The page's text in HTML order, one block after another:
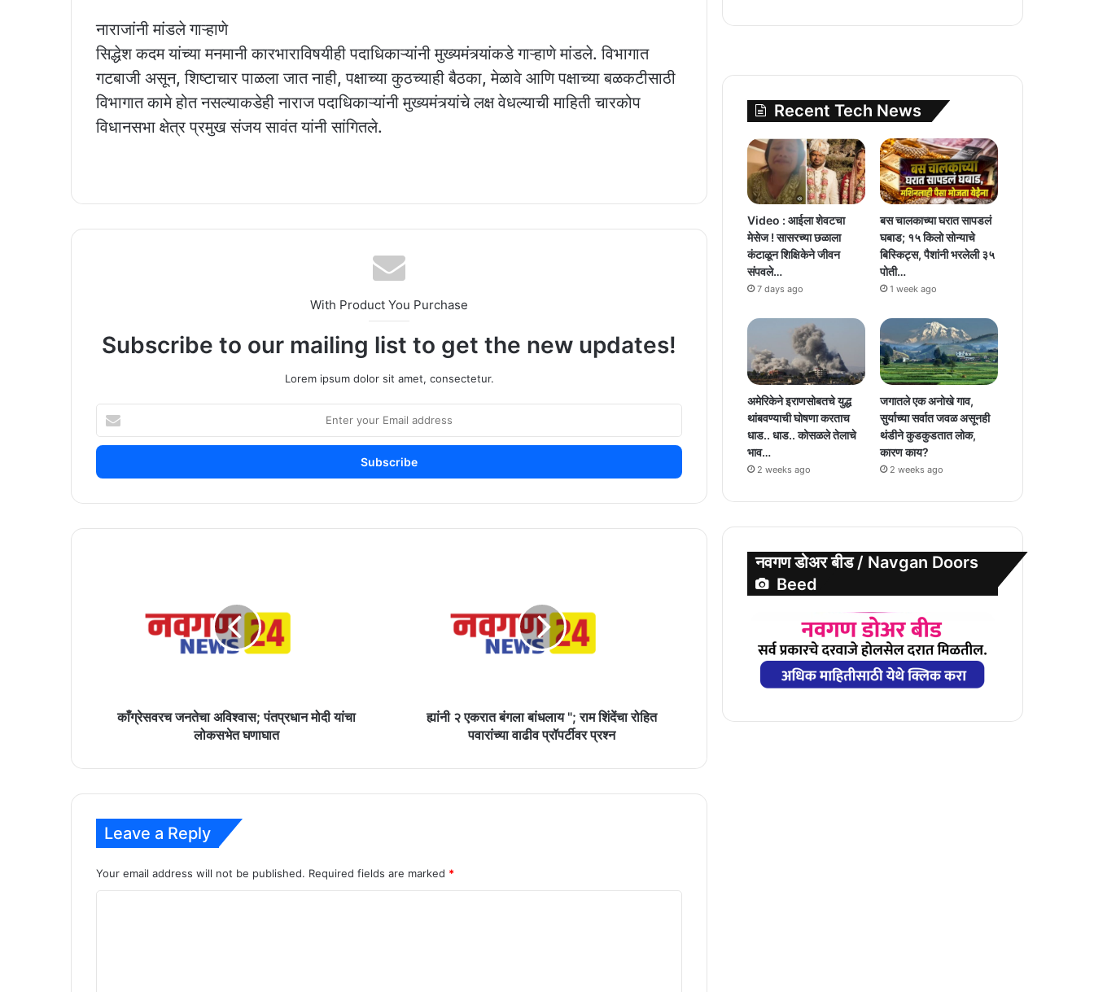
नाराजांनी मांडले गाऱ्हाणे
सिद्धेश कदम यांच्या मनमानी कारभाराविषयीही पदाधिकाऱ्यांनी मुख्यमंत्र्यांकडे गाऱ्हाणे मांडले. विभागात
गटबाजी असून, शिष्टाचार पाळला जात नाही, पक्षाच्या कुठच्याही बैठका, मेळावे आणि पक्षाच्या बळकटीसाठी
विभागात कामे होत नसल्याकडेही नाराज पदाधिकाऱ्यांनी मुख्यमंत्र्यांचे लक्ष वेधल्याची माहिती चारकोप
विधानसभा क्षेत्र प्रमुख संजय सावंत यांनी सांगितले.
With Product You Purchase
Subscribe to our mailing list to get the new updates!
Lorem ipsum dolor sit amet, consectetur.
your
Email
काँग्रेसवरच जनतेचा अविश्वास; पंतप्रधान मोदी यांचा
लोकसभेत घणाघात
पवारांच्या
प्रश्न
ह्यांनी २ एकरात बंगला बांधलाय "; राम शिंदेंचा रोहित
पवारांच्या वाढीव प्रॉपर्टीवर प्रश्न
Leave a Reply
Your email address will not be published. Required fields are marked *
Recent Tech News
Video : आईला शेवटचा
मेसेज ! सासरच्या छळाला
कंटाळून शिक्षिकेने जीवन
संपवले…
7 days ago
बस चालकाच्या घरात सापडलं
घबाड; १५ किलो सोन्याचे
बिस्किट्स, पैशांनी भरलेली ३५
पोती…
1 week ago
अमेरिकेने इराणसोबतचे युद्ध
थांबवण्याची घोषणा करताच
धाड.. धाड.. कोसळले तेलाचे
भाव…
2 weeks ago
जगातले एक अनोखे गाव,
सुर्याच्या सर्वात जवळ असूनही
थंडीने कुडकुडतात लोक,
कारण काय?
2 weeks ago
नवगण डोअर बीड / Navgan Doors
Beed